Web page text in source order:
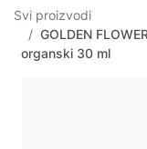
Svi proizvodi
GOLDEN
organski 30 ml